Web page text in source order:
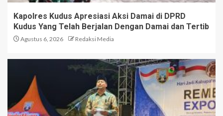
Kapolres Kudus Apresiasi Aksi Damai di DPRD
Kudus Yang Telah Berjalan Dengan Damai dan Tertib
Agustus 6, 2026 Redaksi Media